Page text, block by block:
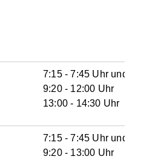
7:15 - 7:45 Uhr und
9:20 - 12:00 Uhr
13:00 - 14:30 Uhr
7:15 - 7:45 Uhr und
9:20 - 13:00 Uhr